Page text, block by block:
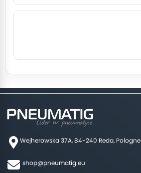
Wejherowska 37A, 84-240 Reda, Pologne
shop@pneumatig.eu